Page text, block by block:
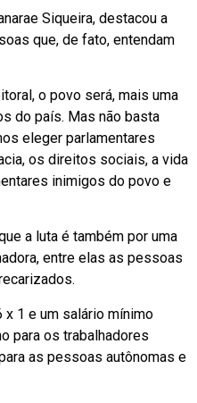
Siqueira, destacou a
que, de fato, entendam
o povo será, mais uma
do país. Mas não basta
eleger parlamentares
os direitos sociais, a vida
inimigos do povo e
a luta é também por uma
entre elas as pessoas
x 1 e um salário mínimo
para os trabalhadores
as pessoas autônomas e